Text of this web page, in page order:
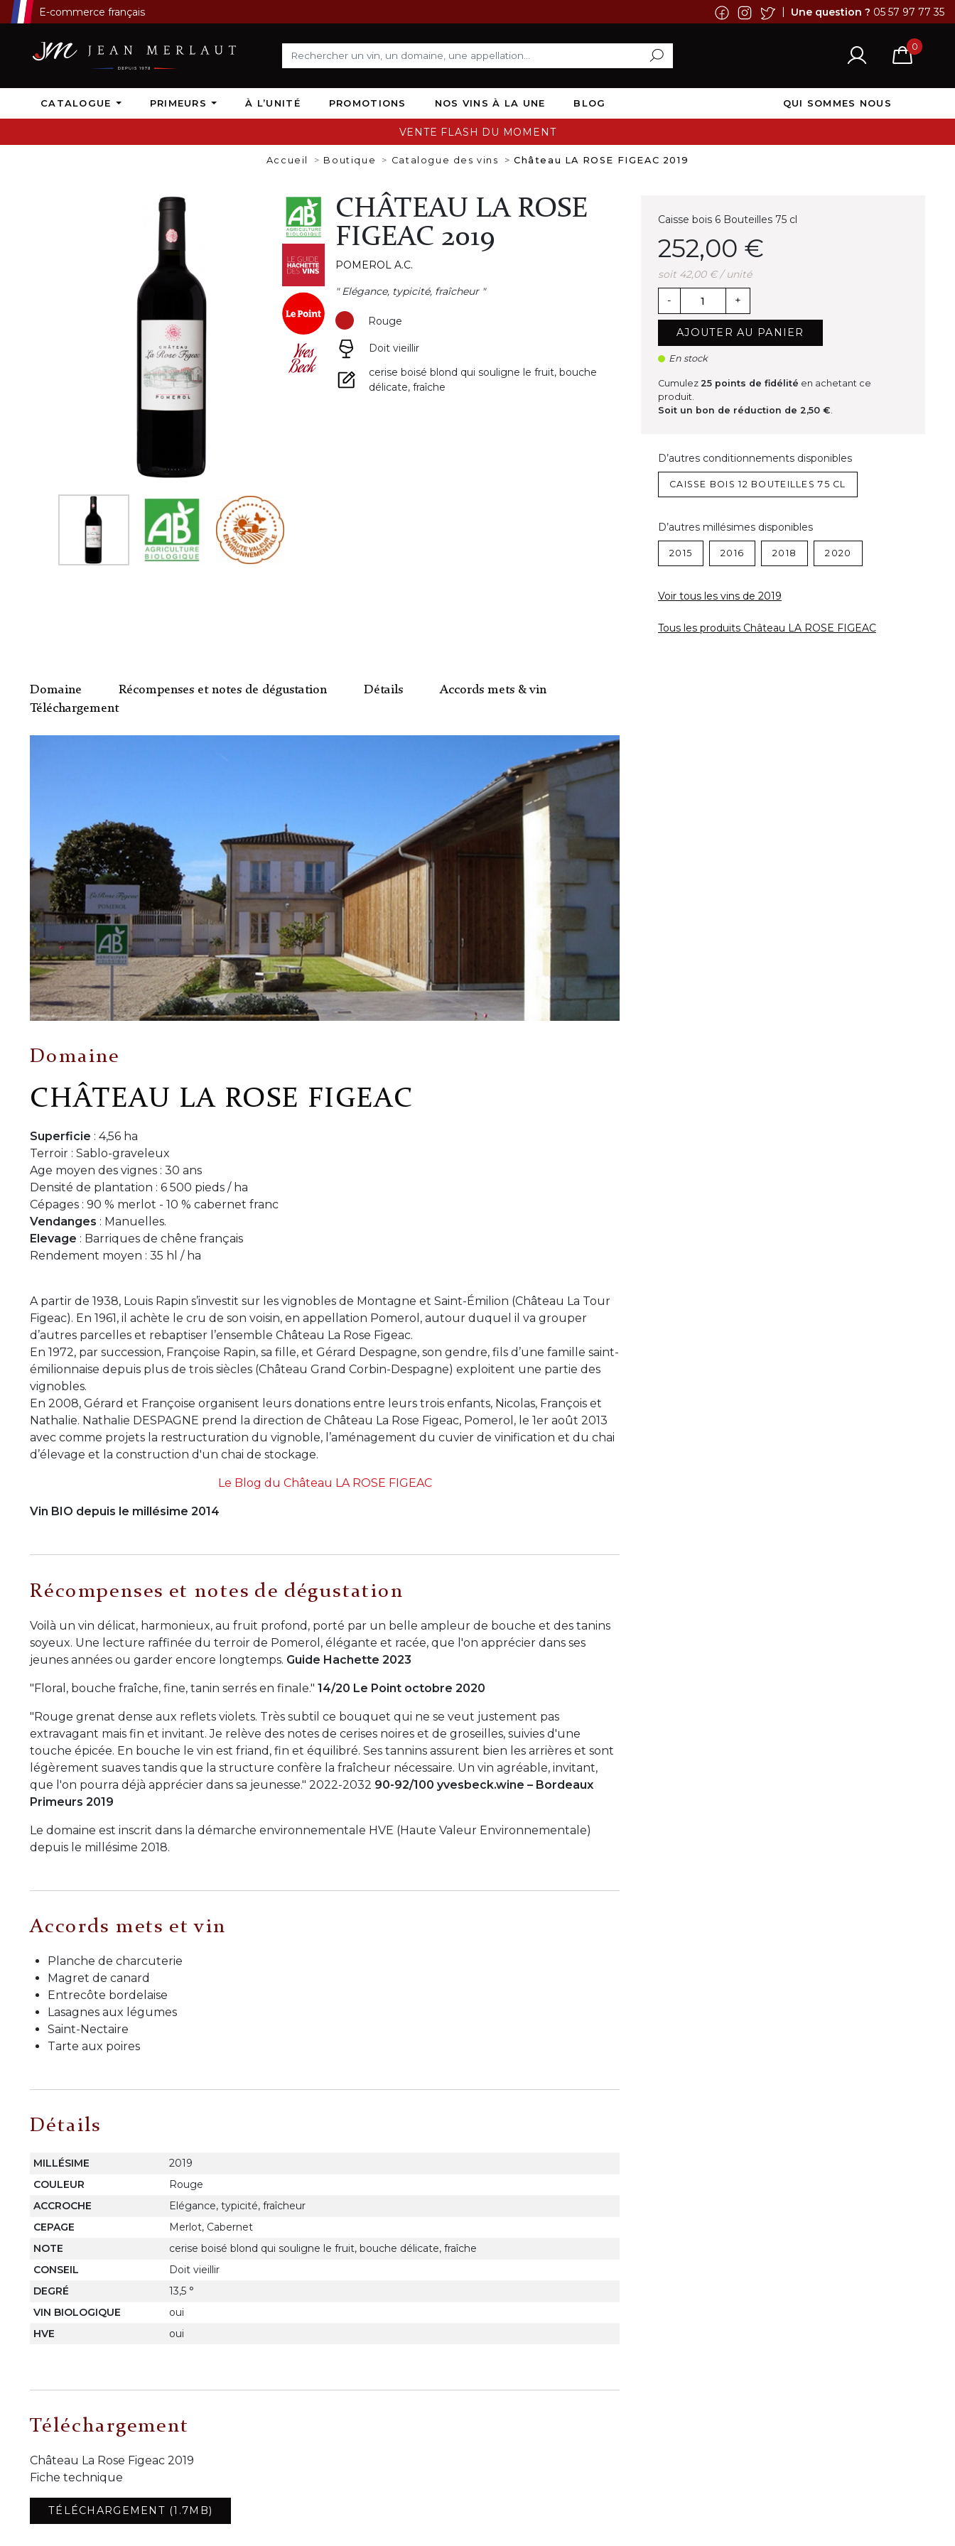
E-commerce français | Une question ? 05 57 97 77 35
0
CATALOGUE PRIMEURS À L’UNITÉ PROMOTIONS NOS VINS À LA UNE BLOG QUI SOMMES NOUS
VENTE FLASH DU MOMENT
Accueil Boutique Catalogue des vins Château LA ROSE FIGEAC 2019
CHÂTEAU LA ROSE
FIGEAC 2019
POMEROL A.C.
" Elégance, typicité, fraîcheur "
Rouge
Doit vieillir
cerise boisé blond qui souligne le fruit, bouche
délicate, fraîche
Caisse bois 6 Bouteilles 75 cl
252,00 €
soit 42,00 € / unité
- +
AJOUTER AU PANIER
En stock
Cumulez 25points de fidélité en achetant ce
produit.
Soit un bon de réduction de 2,50 €.
D’autres conditionnements disponibles
CAISSE BOIS 12 BOUTEILLES 75 CL
D’autres millésimes disponibles
2015 2016 2018 2020
Voir tous les vins de 2019
Tous les produits Château LA ROSE FIGEAC
Domaine Récompenses et notes de dégustation Détails
Accords mets & vin
Téléchargement
Domaine
CHÂTEAU LA ROSE FIGEAC
Superficie : 4,56 ha
Terroir : Sablo-graveleux
Age moyen des vignes : 30 ans
Densité de plantation : 6 500 pieds / ha
Cépages : 90 % merlot - 10 % cabernet franc
Vendanges : Manuelles.
Elevage : Barriques de chêne français
Rendement moyen : 35 hl / ha
A partir de 1938, Louis Rapin s’investit sur les vignobles de Montagne et Saint-Émilion (Château La Tour
Figeac). En 1961, il achète le cru de son voisin, en appellation Pomerol, autour duquel il va grouper
d’autres parcelles et rebaptiser l’ensemble Château La Rose Figeac.
En 1972, par succession, Françoise Rapin, sa fille, et Gérard Despagne, son gendre, fils d’une famille saint-
émilionnaise depuis plus de trois siècles (Château Grand Corbin-Despagne) exploitent une partie des
vignobles.
En 2008, Gérard et Françoise organisent leurs donations entre leurs trois enfants, Nicolas, François et
Nathalie. Nathalie DESPAGNE prend la direction de Château La Rose Figeac, Pomerol, le 1er août 2013
avec comme projets la restructuration du vignoble, l’aménagement du cuvier de vinification et du chai
d’élevage et la construction d'un chai de stockage.
Le Blog du Château LA ROSE FIGEAC
Vin BIO depuis le millésime 2014
Récompenses et notes de dégustation
Voilà un vin délicat, harmonieux, au fruit profond, porté par un belle ampleur de bouche et des tanins
soyeux. Une lecture raffinée du terroir de Pomerol, élégante et racée, que l'on apprécier dans ses
jeunes années ou garder encore longtemps. Guide Hachette 2023
"Floral, bouche fraîche, fine, tanin serrés en finale." 14/20 Le Point octobre 2020
"Rouge grenat dense aux reflets violets. Très subtil ce bouquet qui ne se veut justement pas
extravagant mais fin et invitant. Je relève des notes de cerises noires et de groseilles, suivies d'une
touche épicée. En bouche le vin est friand, fin et équilibré. Ses tannins assurent bien les arrières et sont
légèrement suaves tandis que la structure confère la fraîcheur nécessaire. Un vin agréable, invitant,
que l'on pourra déjà apprécier dans sa jeunesse." 2022-2032 90-92/100 yvesbeck.wine – Bordeaux
Primeurs 2019
Le domaine est inscrit dans la démarche environnementale HVE (Haute Valeur Environnementale)
depuis le millésime 2018.
Accords mets et vin
Planche de charcuterie
Magret de canard
Entrecôte bordelaise
Lasagnes aux légumes
Saint-Nectaire
Tarte aux poires
Détails
MILLÉSIME
2019
COULEUR
Rouge
ACCROCHE
Elégance, typicité, fraîcheur
CEPAGE
Merlot, Cabernet
NOTE
cerise boisé blond qui souligne le fruit, bouche délicate, fraîche
CONSEIL
Doit vieillir
DEGRÉ
13,5 °
VIN BIOLOGIQUE
oui
HVE
oui
Téléchargement
Château La Rose Figeac 2019
Fiche technique
TÉLÉCHARGEMENT (1.7MB)